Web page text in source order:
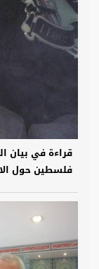
قراءة في بيان
فلسطين حول